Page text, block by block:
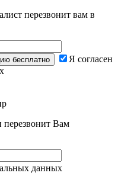
перезвонит вам в
Я согласен
перезвонит Вам
данных